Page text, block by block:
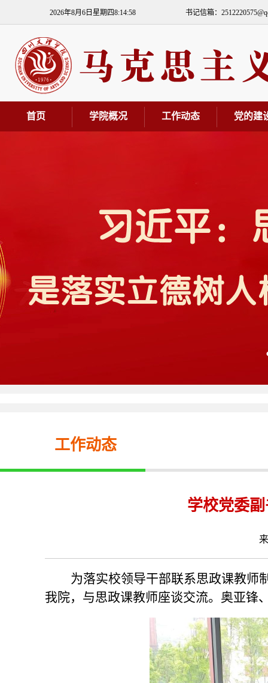
2026年8月6日星期四8:14:59 书记信箱：
首页 学院概况 工作动态 党的建
工作动态
学校党委
为落实校领导干部联系思政课教师
我院，与思政课教师座谈交流。奥亚锋